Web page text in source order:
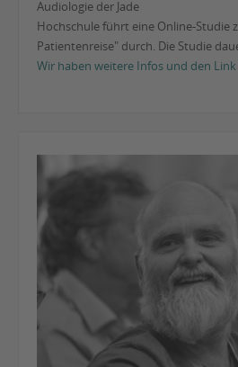
Audiologie der Jade
Hochschule führt eine Online-Studie
Patientenreise" durch. Die Studie
Wir haben weitere Infos und den